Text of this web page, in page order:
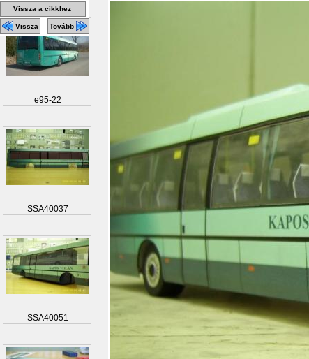
Vissza a cikkhez
Vissza Tovább
e95-22
SSA40037
SSA40051